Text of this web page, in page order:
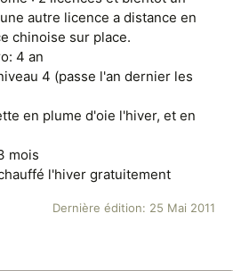
autre licence a distance en
chinoise sur place.
4 an
4 (passe l'an dernier les
en plume d'oie l'hiver, et en
mois
l'hiver gratuitement
Dernière édition: 25 Mai 2011